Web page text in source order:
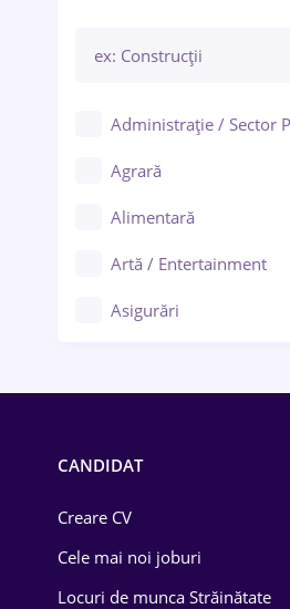
Administrație / Sector
Agrară
Alimentară
Artă / Entertainment
Asigurări
Drept
CANDIDAT
Creare CV
Cele mai noi joburi
Locuri de munca Străinătate